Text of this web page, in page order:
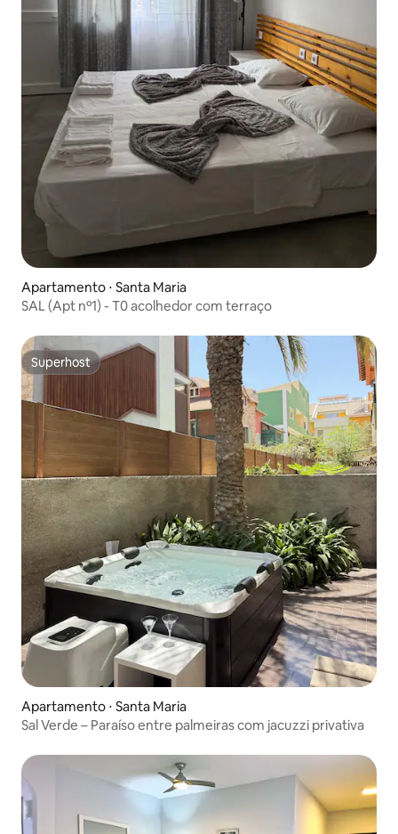
Apartamento ⋅ Santa Maria
SAL (Apt nº1) - T0 acolhedor com terraço
Superhost
Superhost
Apartamento ⋅ Santa Maria
Sal Verde – Paraíso entre palmeiras com jacuzzi privativa